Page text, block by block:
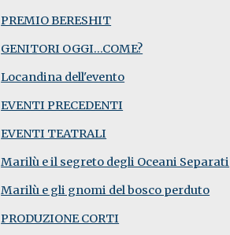
PREMIO BERESHIT
GENITORI OGGI...COME?
Locandina dell'evento
EVENTI PRECEDENTI
EVENTI TEATRALI
Marilù e il segreto degli Oceani Separati
Marilù e gli gnomi del bosco perduto
PRODUZIONE CORTI